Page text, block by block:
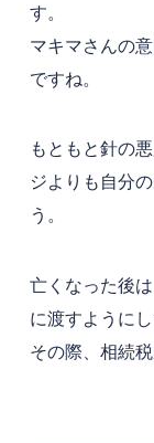
す。
マキマさんの
ですね。
もともと針の
ジよりも自分
う。
亡くなった後
に渡すようにし
その際、相続